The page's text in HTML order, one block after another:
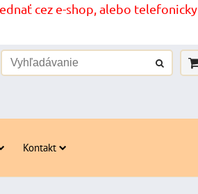
cez e-shop, alebo telefonicky.
Kontakt